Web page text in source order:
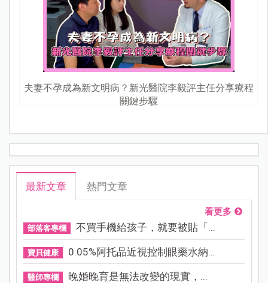
夫妻不孕成為新文明病？新光醫院李毅評主任分享療程
關鍵步驟
最新文章 熱門文章
看更多
部落客專欄 不買手機給孩子，就要被貼「...
寶貝健康 0.05%阿托品近視控制眼藥水納...
醫師專欄 晚婚晚育是無法改變的現實，...